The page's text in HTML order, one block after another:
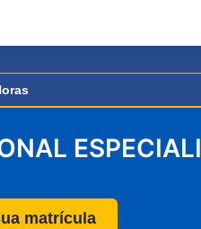
matrícula